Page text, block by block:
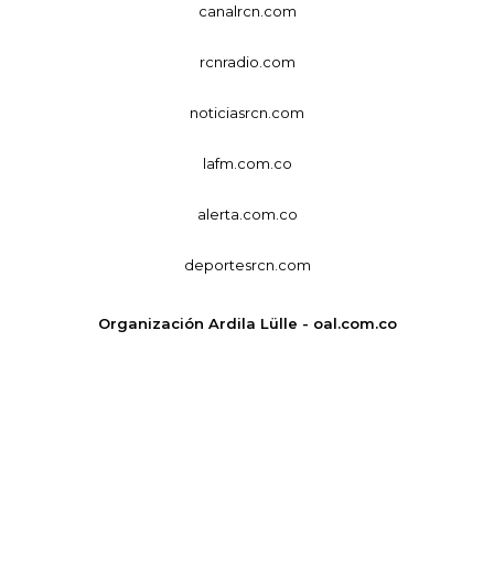
canalrcn.com
rcnradio.com
noticiasrcn.com
lafm.com.co
alerta.com.co
deportesrcn.com
Organización Ardila Lülle - oal.com.co